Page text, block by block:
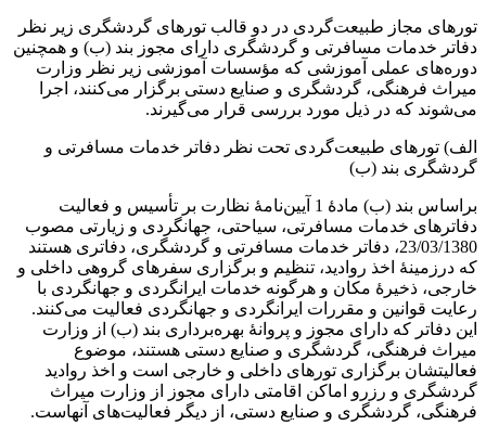
تورهای مجاز طبیعت‌گردی در دو قالب تورهای گردشگری زیر نظر
دفاتر خدمات مسافرتی و گردشگری دارای مجوز بند (ب) و همچنین
دوره‌های عملی آموزشی که مؤسسات آموزشی زیر نظر وزارت
میراث فرهنگی، گردشگری و صنایع دستی برگزار می‌کنند، اجرا
می‌شوند که در ذیل مورد بررسی قرار می‌گیرند.
الف) تورهای طبیعت‌گردی تحت نظر دفاتر خدمات مسافرتی و
گردشگری بند (ب)
براساس بند (ب) مادۀ 1 آیین‌نامۀ نظارت بر تأسیس و فعالیت
دفاترهای خدمات مسافرتی، سیاحتی، جهانگردی و زیارتی مصوب
23/03/1380، دفاتر خدمات مسافرتی و گردشگری، دفاتری هستند
که درزمینۀ اخذ روادید، تنظیم و برگزاری سفرهای گروهی داخلی و
خارجی، ذخیرۀ مکان و هرگونه خدمات ‌ایرانگردی و جهانگردی با
رعایت قوانین و مقررات ایرانگردی و جهانگردی فعالیت می‌کنند.
این دفاتر که دارای مجوز و پروانۀ بهره‌برداری بند (ب) از وزارت
میراث فرهنگی، گردشگری و صنایع دستی هستند، موضوع
فعالیتشان برگزاری تورهای داخلی و خارجی است و اخذ روادید
گردشگری و رزرو اماکن اقامتی دارای مجوز از وزارت میراث
فرهنگی، گردشگری و صنایع دستی، از دیگر فعالیت‌های آنهاست.